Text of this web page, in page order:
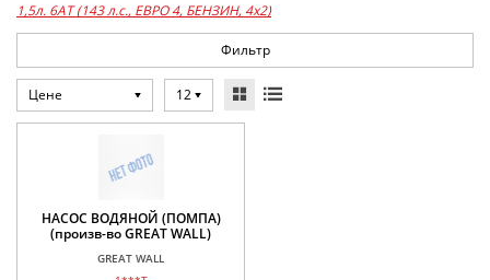
1,5л. 6AT (143 л.с., ЕВРО 4, БЕНЗИН, 4x2)
Фильтр
Цене 12
НАСОС ВОДЯНОЙ (ПОМПА)
(произв-во GREAT WALL)
GREAT WALL